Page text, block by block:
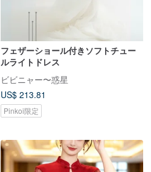
フェザーショール付きソフトチュー
ルライトドレス
ビビニャー〜惑星
US$ 213.81
Pinkoi限定